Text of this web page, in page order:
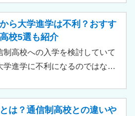
、申請時の注意点などをわかり
く解説します。費用負担を抑え
るのでチェックしてみましょ
ら大学進学は不利？おすす
校5選も紹介
制高校への入学を検討していて
学進学に不利になるのではない
はないでしょうか。 結論とし
は？通信制高校との違いや